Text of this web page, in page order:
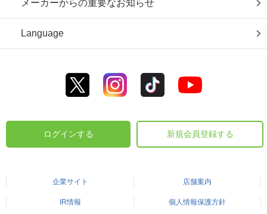
メーカーからの重要なお知らせ
Language
ログインする 新規会員登録する
企業サイト 店舗案内
IR情報 個人情報保護方針